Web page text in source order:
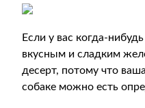
Если у вас когда-
вкусным и сладким
десерт, потому что
собаке можно есть